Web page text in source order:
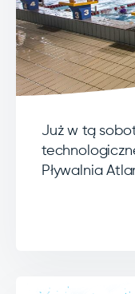
Już w tą
Pływalnia